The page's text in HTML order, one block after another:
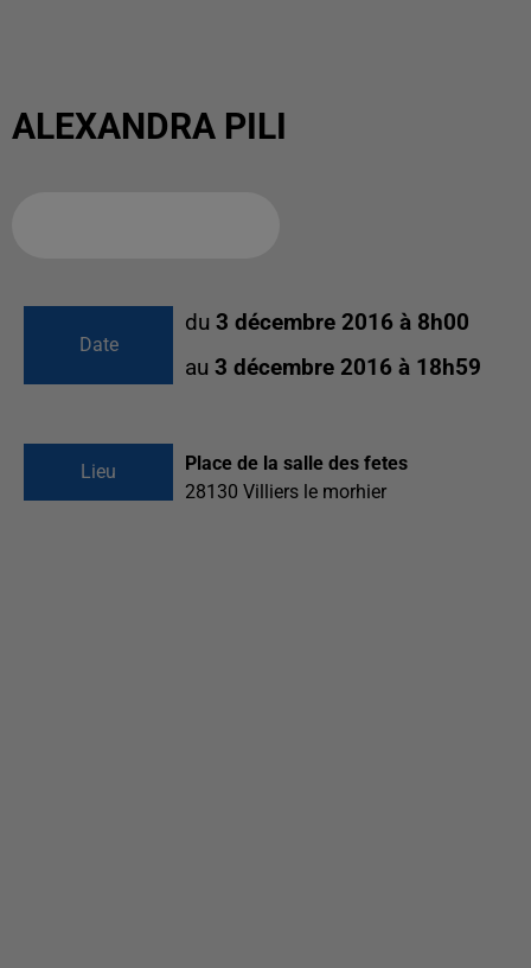
ALEXANDRA PILI
Date
du 3 décembre 2016 à 8h00
au 3 décembre 2016 à 18h59
Lieu
Place de la salle des fetes
28130 Villiers le morhier